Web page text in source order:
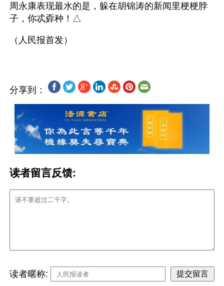
周永康表现最水的是，躲在胡锦涛的新闻里梗梗脖
子，你忒孬种！△
分享到：
读者留言反馈:
读者暱称: